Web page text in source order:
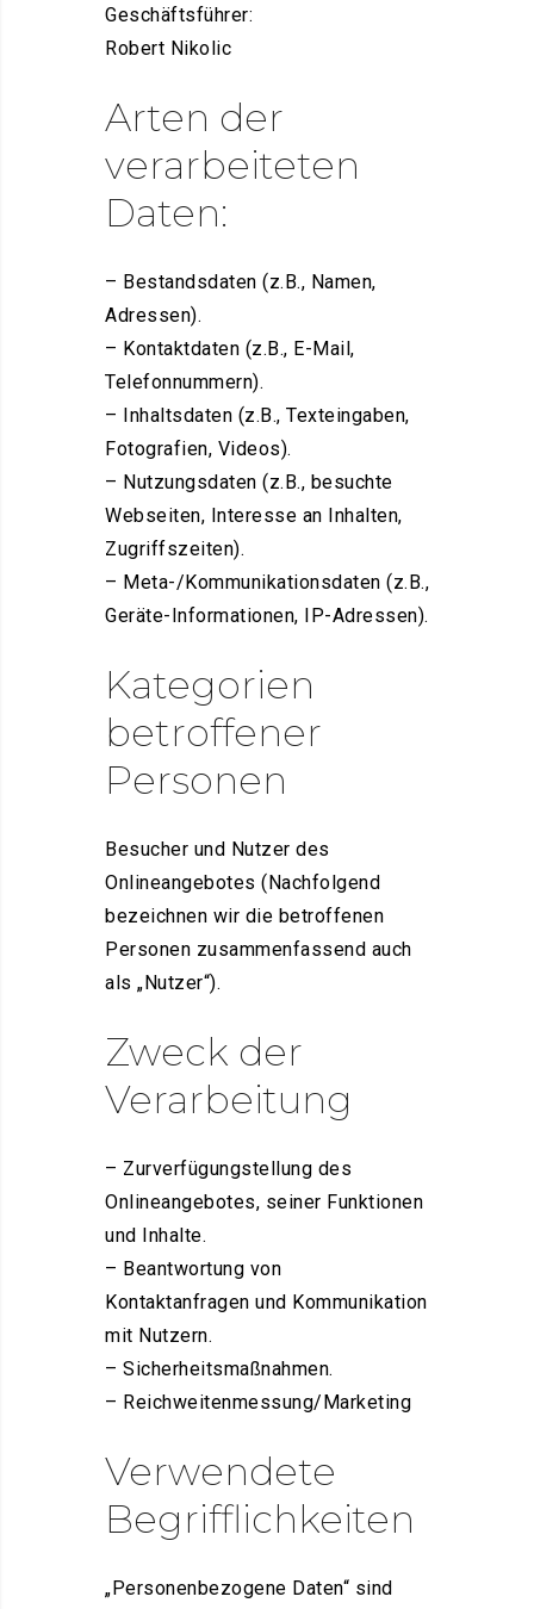
Geschäftsführer:
Robert Nikolic
Arten der
verarbeiteten
Daten:
– Bestandsdaten (z.B., Namen,
Adressen).
– Kontaktdaten (z.B., E-Mail,
Telefonnummern).
– Inhaltsdaten (z.B., Texteingaben,
Fotografien, Videos).
– Nutzungsdaten (z.B., besuchte
Webseiten, Interesse an Inhalten,
Zugriffszeiten).
– Meta-/Kommunikationsdaten (z.B.,
Geräte-Informationen, IP-Adressen).
Kategorien
betroffener
Personen
Besucher und Nutzer des
Onlineangebotes (Nachfolgend
bezeichnen wir die betroffenen
Personen zusammenfassend auch
als „Nutzer“).
Zweck der
Verarbeitung
– Zurverfügungstellung des
Onlineangebotes, seiner Funktionen
und Inhalte.
– Beantwortung von
Kontaktanfragen und Kommunikation
mit Nutzern.
– Sicherheitsmaßnahmen.
– Reichweitenmessung/Marketing
Verwendete
Begrifflichkeiten
„Personenbezogene Daten“ sind